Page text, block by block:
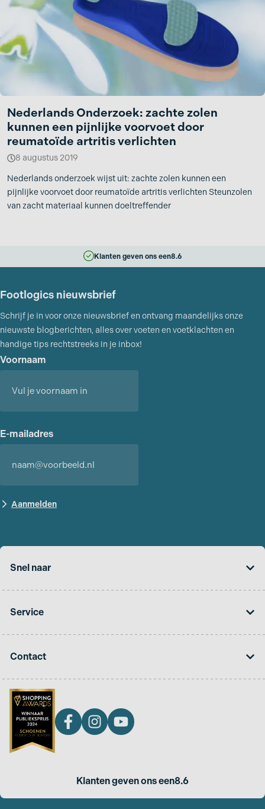
Nederlands Onderzoek: zachte zolen
kunnen een pijnlijke voorvoet door
reumatoïde artritis verlichten
8 augustus 2019
Nederlands onderzoek wijst uit: zachte zolen kunnen een
pijnlijke voorvoet door reumatoïde artritis verlichten Steunzolen
van zacht materiaal kunnen doeltreffender
Klanten geven ons een8.6
Footlogics nieuwsbrief
Schrijf je in voor onze nieuwsbrief en ontvang maandelijks onze
nieuwste blogberichten, alles over voeten en voetklachten en
handige tips rechtstreeks in je inbox!
Voornaam
E-mailadres
Snel naar
Service
Contact
Klanten geven ons een8.6